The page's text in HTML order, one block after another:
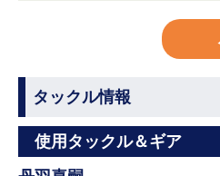
タックル情報
使用タックル＆ギア